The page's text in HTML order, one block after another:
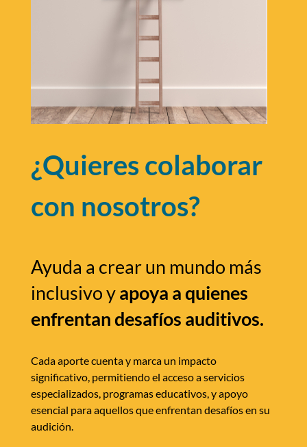
¿Quieres colaborar
con nosotros?
Ayuda a crear un mundo más
inclusivo yapoya a quienes
enfrentan desafíos auditivos.
Cada aporte cuenta y marca un impacto
significativo, permitiendo el acceso a servicios
especializados, programas educativos, y apoyo
esencial para aquellos que enfrentan desafíos en su
audición.